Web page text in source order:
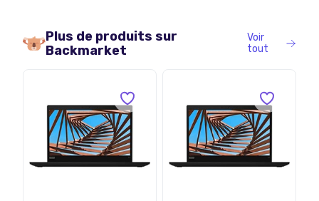
Plus de produits sur
Backmarket
Voir
tout